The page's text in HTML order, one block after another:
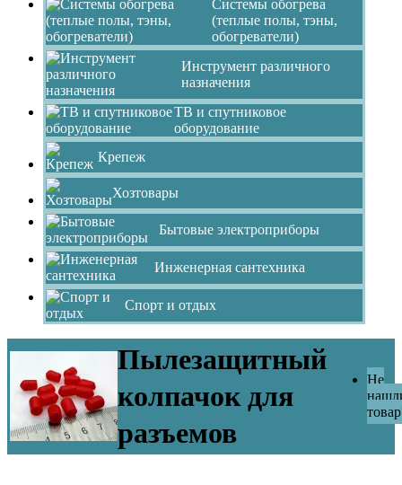
Системы обогрева
(теплые полы, тэны,
обогреватели)
Инструмент различного
назначения
ТВ и спутниковое
оборудование
Крепеж
Хозтовары
Бытовые электроприборы
Инженерная сантехника
Спорт и отдых
Пылезащитный
колпачок для
разъемов
Не